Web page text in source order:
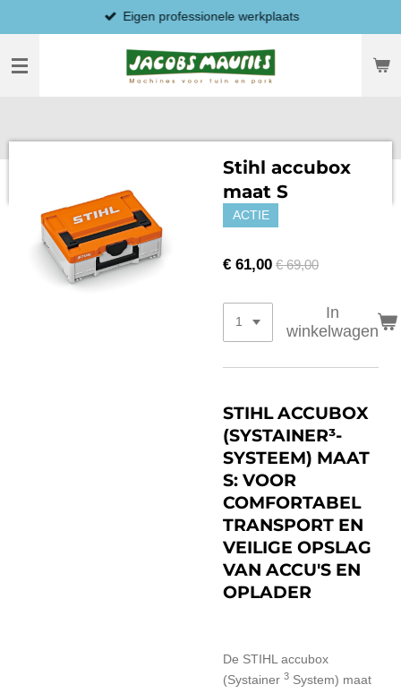
direct
naar
hoofdinhoud
Eigen professionele werkplaats
Stihl accubox
maat S
ACTIE
€ 61,00 € 69,00
In
winkelwagen
STIHL ACCUBOX
(SYSTAINER³-
SYSTEEM) MAAT
S: VOOR
COMFORTABEL
TRANSPORT EN
VEILIGE OPSLAG
VAN ACCU'S EN
OPLADER
De STIHL accubox
(Systainer 3 System) maat